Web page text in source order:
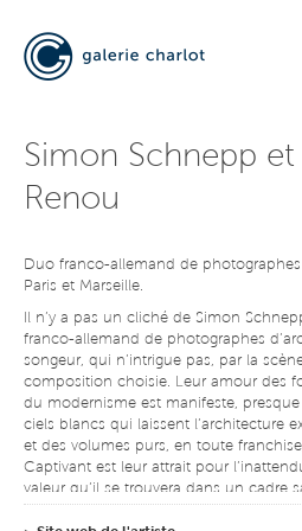
Simon Schnepp
Renou
Duo franco-allemand de photographes
Paris et Marseille.
Il n’y a pas un cliché de Simon
franco-allemand de photographes
songeur, qui n’intrigue pas, par la
composition choisie. Leur amour des
du modernisme est manifeste,
ciels blancs qui laissent l’architecture
et des volumes purs, en toute
Captivant est leur attrait pour
valeur qu’il se trouvera dans un cadre
Comme si l’architecture d’un côté,